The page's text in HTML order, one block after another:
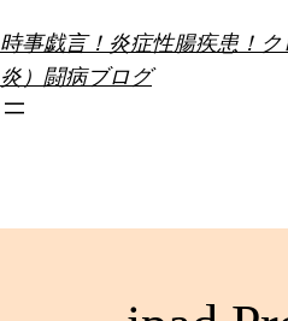
容
を
ス
時事戯言！炎症性腸疾患！
炎）闘病ブログ